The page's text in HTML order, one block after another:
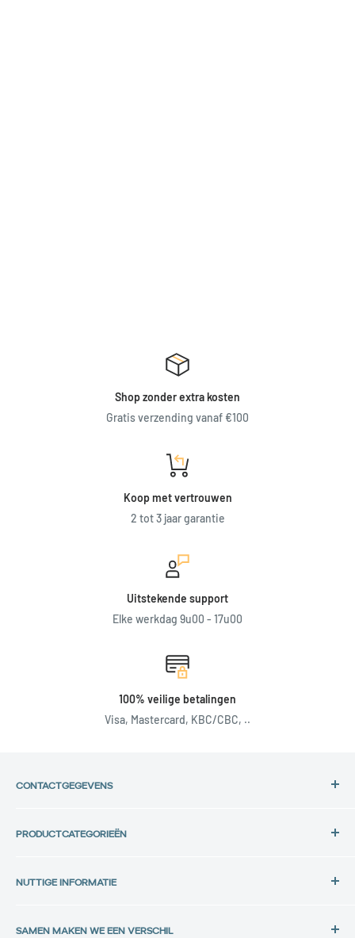
Shop zonder extra kosten
Gratis verzending vanaf €100
Koop met vertrouwen
2 tot 3 jaar garantie
Uitstekende support
Elke werkdag 9u00 - 17u00
100% veilige betalingen
Visa, Mastercard, KBC/CBC, ..
CONTACTGEGEVENS
Back in Use
B-3580 Beringen, België
PRODUCTCATEGORIEËN
Dell Laptops
Alle Laptops
NUTTIGE INFORMATIE
Gegevensbescherming
SAMEN MAKEN WE EEN VERSCHIL